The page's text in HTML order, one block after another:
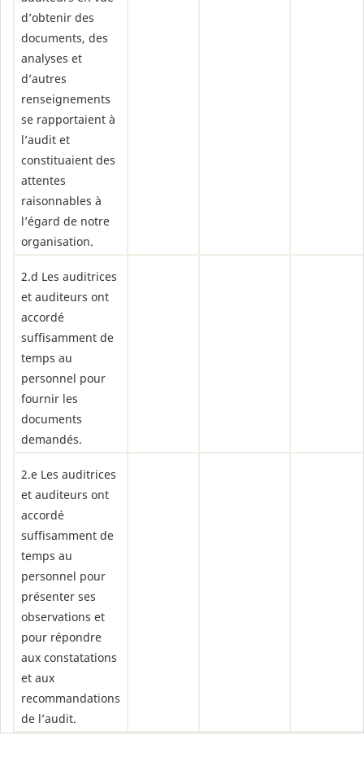
d’obtenir des
documents, des
analyses et
d’autres
renseignements
se rapportaient à
l’audit et
constituaient des
attentes
raisonnables à
l’égard de notre
organisation.
2.d Les auditrices
et auditeurs ont
accordé
suffisamment de
temps au
personnel pour
fournir les
documents
demandés.
2.e Les auditrices
et auditeurs ont
accordé
suffisamment de
temps au
personnel pour
présenter ses
observations et
pour répondre
aux constatations
et aux
recommandations
de l’audit.